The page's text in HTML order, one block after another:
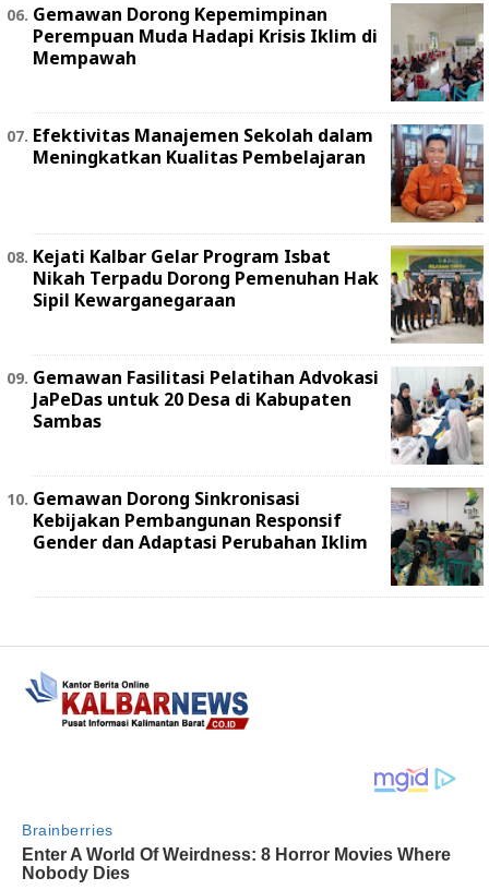
Gemawan Dorong Kepemimpinan
Perempuan Muda Hadapi Krisis Iklim di
Mempawah
Efektivitas Manajemen Sekolah dalam
Meningkatkan Kualitas Pembelajaran
Kejati Kalbar Gelar Program Isbat
Nikah Terpadu Dorong Pemenuhan Hak
Sipil Kewarganegaraan
Gemawan Fasilitasi Pelatihan Advokasi
JaPeDas untuk 20 Desa di Kabupaten
Sambas
Gemawan Dorong Sinkronisasi
Kebijakan Pembangunan Responsif
Gender dan Adaptasi Perubahan Iklim